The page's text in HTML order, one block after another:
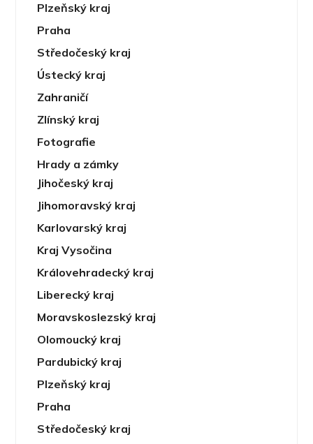
Plzeňský kraj
Praha
Středočeský kraj
Ústecký kraj
Zahraničí
Zlínský kraj
Fotografie
Hrady a zámky
Jihočeský kraj
Jihomoravský kraj
Karlovarský kraj
Kraj Vysočina
Královehradecký kraj
Liberecký kraj
Moravskoslezský kraj
Olomoucký kraj
Pardubický kraj
Plzeňský kraj
Praha
Středočeský kraj